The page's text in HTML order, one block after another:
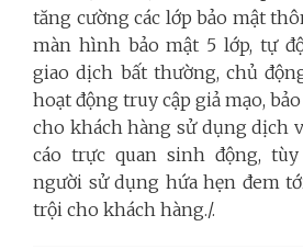
tăng cường các lớp bảo mật
màn hình bảo mật 5 lớp, tự
giao dịch bất thường, chủ
hoạt động truy cập giả mạo,
cho khách hàng sử dụng dịch
cáo trực quan sinh động,
người sử dụng hứa hẹn đem
trội cho khách hàng./.